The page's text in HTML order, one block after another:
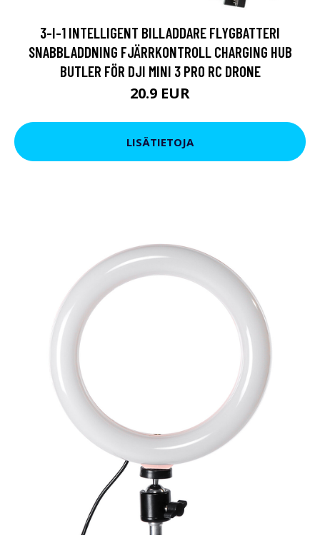
3-I-1 INTELLIGENT BILLADDARE FLYGBATTERI
SNABBLADDNING FJÄRRKONTROLL CHARGING HUB
BUTLER FÖR DJI MINI 3 PRO RC DRONE
20.9 EUR
LISÄTIETOJA